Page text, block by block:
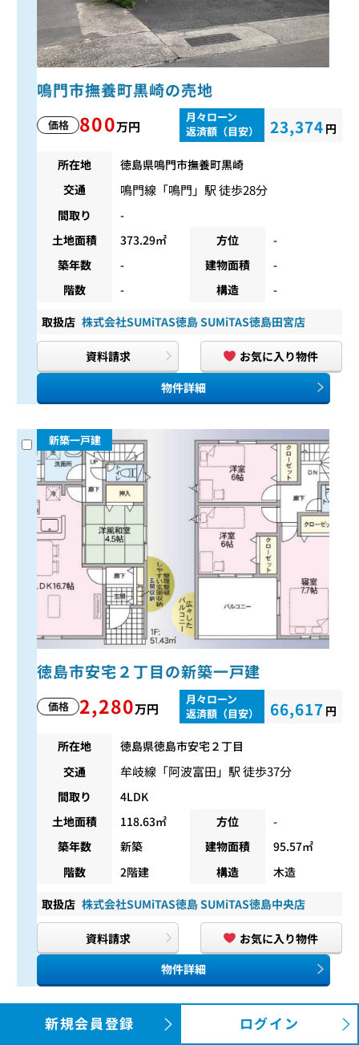
鳴門市撫養町黒崎の売地
価格 800万円
月々ローン
返済額（目安）
23,374 円
所在地
徳島県鳴門市撫養町黒崎
交通
鳴門線 「鳴門 」駅 徒歩28分
間取り
-
土地面積
373.29㎡ 方位
-
築年数
- 建物面積
-
階数
- 構造 -
取扱店 株式会社SUMiTAS徳島 SUMiTAS徳島田宮店
資料請求
お気に入り物件
物件詳細
新築一戸建
徳島市安宅２丁目の新築一戸建
価格 2,280万円
月々ローン
返済額（目安）
66,617 円
所在地
徳島県徳島市安宅２丁目
交通
牟岐線 「阿波富田 」駅 徒歩37分
間取り
4LDK
土地面積
118.63㎡ 方位
-
築年数
新築 建物面積
95.57㎡
階数
2階建 構造 木造
取扱店 株式会社SUMiTAS徳島 SUMiTAS徳島中央店
資料請求
お気に入り物件
物件詳細
新築一戸建
新規会員登録 ログイン